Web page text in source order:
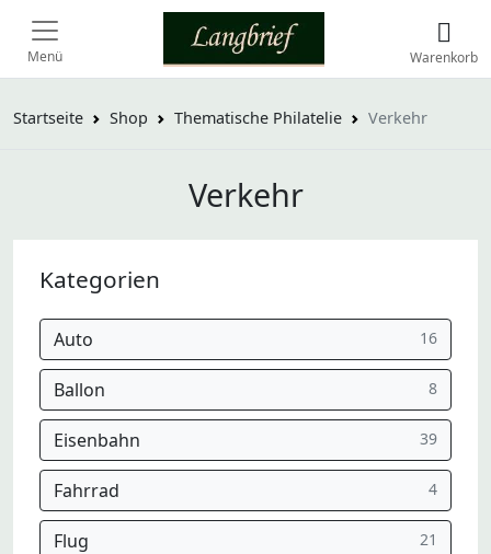
Menü Warenkorb
Startseite Shop Thematische Philatelie Verkehr
Verkehr
Kategorien
Auto 16
Ballon 8
Eisenbahn 39
Fahrrad 4
Flug 21